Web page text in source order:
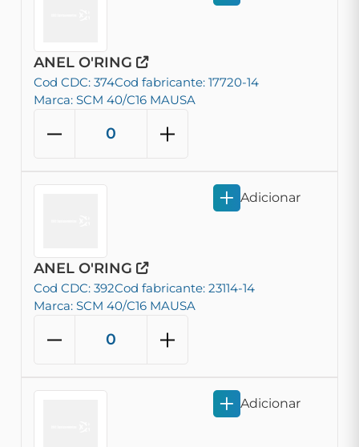
ANEL O'RING
Cod CDC: 374Cod fabricante: 17720-14
Marca: SCM 40/C16 MAUSA
ANEL O'RING
Cod CDC: 392Cod fabricante: 23114-14
Marca: SCM 40/C16 MAUSA
Adicionar
Adicionar